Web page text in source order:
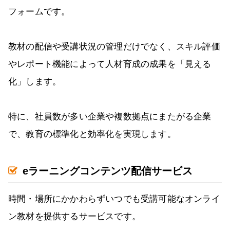
フォームです。
教材の配信や受講状況の管理だけでなく、スキル評価
やレポート機能によって人材育成の成果を「見える
化」します。
特に、社員数が多い企業や複数拠点にまたがる企業
で、教育の標準化と効率化を実現します。
eラーニングコンテンツ配信サービス
時間・場所にかかわらずいつでも受講可能なオンライ
ン教材を提供するサービスです。